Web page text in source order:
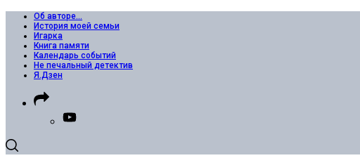
Об авторе…
История моей семьи
Игарка
Книга памяти
Календарь событий
Не печальный детектив
Я.Дзен